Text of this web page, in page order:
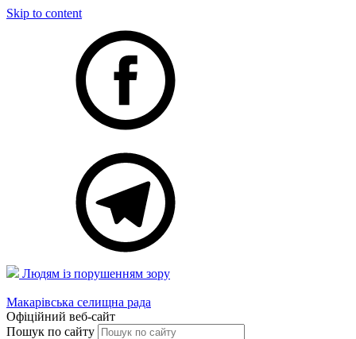
Skip to content
Людям із порушенням зору
Макарівська селищна рада
Офіційний веб-сайт
Пошук по сайту